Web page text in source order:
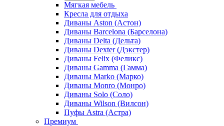
Мягкая мебель
Кресла для отдыха
Диваны Aston (Астон)
Диваны Barcelona (Барселона)
Диваны Delta (Дельта)
Диваны Dexter (Дэкстер)
Диваны Felix (Феликс)
Диваны Gamma (Гамма)
Диваны Marko (Марко)
Диваны Monro (Монро)
Диваны Solo (Соло)
Диваны Wilson (Вилсон)
Пуфы Astra (Астра)
Премиум